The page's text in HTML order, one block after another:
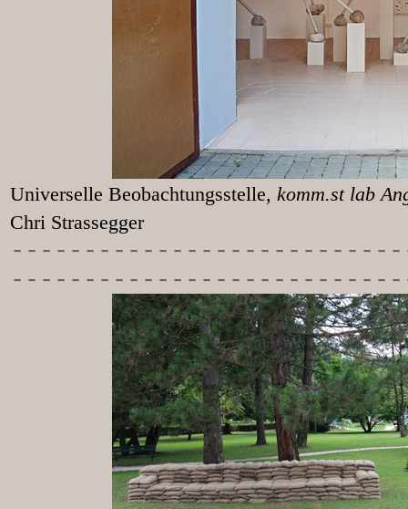
Universelle Beobachtungsstelle,
Chri Strassegger
-----------